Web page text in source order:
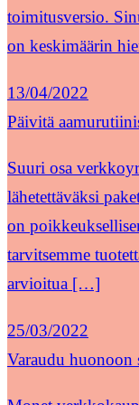
toimitusversio.
on keskimäärin
13/04/2022
Päivitä
Suuri osa
lähetettäväksi
on
tarvitsemme
arvioitua […]
25/03/2022
Varaudu huonoon